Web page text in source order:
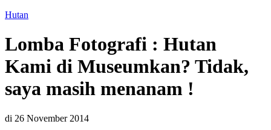
Hutan
Lomba Fotografi : Hutan
Kami di Museumkan? Tidak,
saya masih menanam !
di 26 November 2014